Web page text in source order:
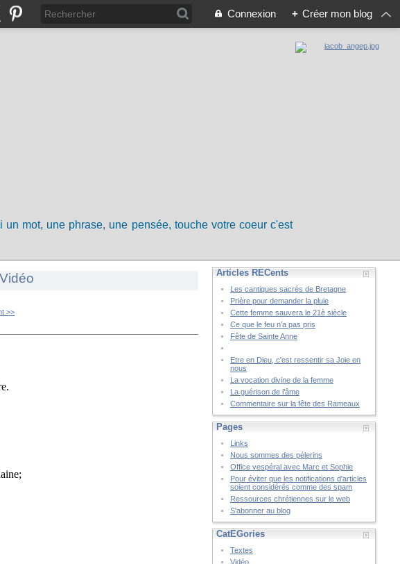
Connexion + Créer mon blog
mot, une phrase, une pensée, touche votre coeur c'est
Vidéo
>>
Articles RÉCents
Les cantiques sacrés de Bretagne
Prière pour demander la pluie
Cette femme sauvera le 21è siècle
Ce que le feu n’a pas pris
Fête de Sainte Anne
Etre en Dieu, c'est ressentir sa Joie en
nous
La vocation divine de la femme
La guérison de l’âme
Commentaire sur la fête des Rameaux
Pages
Links
Nous sommes des pélerins
Office vespéral avec Marc et Sophie
Pour éviter que les notifications d'articles
soient considérés comme des spam
Ressources chrétiennes sur le web
S'abonner au blog
CatÉGories
Textes
Vidéo